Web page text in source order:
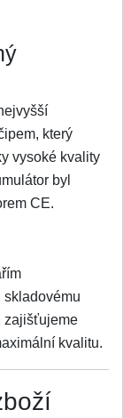
který
vysoké kvality
byl
CE.
skladovému
zajišťujeme
kvalitu.